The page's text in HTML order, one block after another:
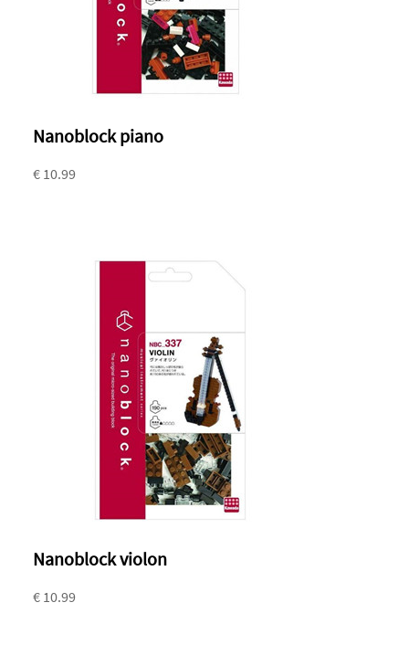
Nanoblock piano
€ 10.99
Nanoblock violon
€ 10.99